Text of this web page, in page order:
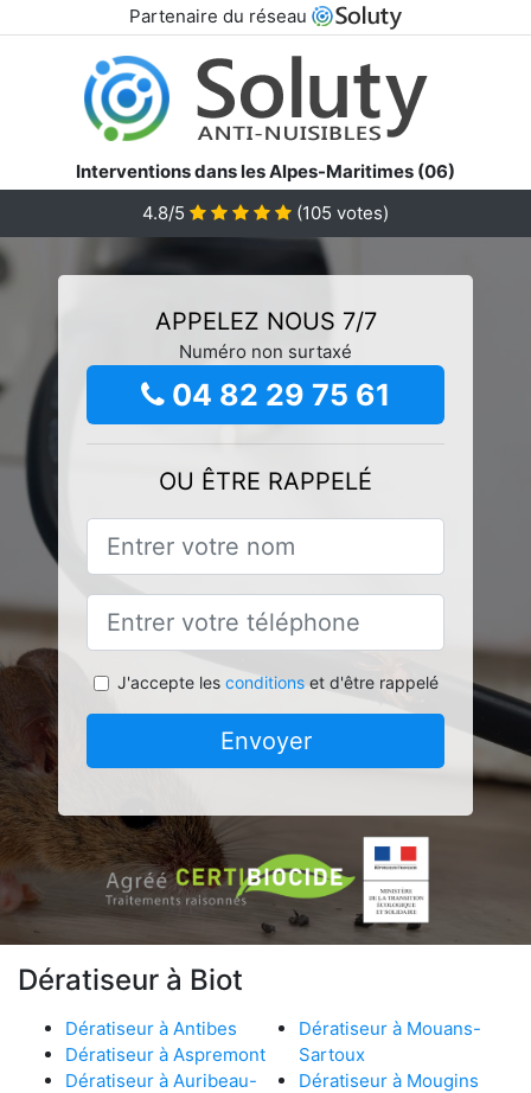
Partenaire du réseau
Interventions dans les Alpes-Maritimes (06)
4.8/5
(105 votes)
APPELEZ NOUS 7/7
Numéro non surtaxé
04 82 29 75 61
OU ÊTRE RAPPELÉ
J'accepte les conditionset d'être rappelé
Envoyer
Dératiseur à Biot
Dératiseur à Antibes
Dératiseur à Aspremont
Dératiseur à Auribeau-
Dératiseur à Mouans-
Sartoux
Dératiseur à Mougins